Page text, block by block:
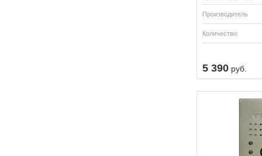
Производитель
Количество:
5 390 руб.